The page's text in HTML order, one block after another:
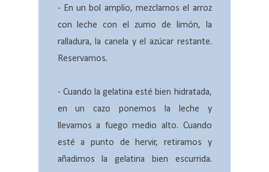
- En un bol amplio, mezclamos el arroz
con leche con el zumo de limón, la
ralladura, la canela y el azúcar restante.
Reservamos.
- Cuando la gelatina esté bien hidratada,
en un cazo ponemos la leche y
llevamos a fuego medio alto. Cuando
esté a punto de hervir, retiramos y
añadimos la gelatina bien escurrida.